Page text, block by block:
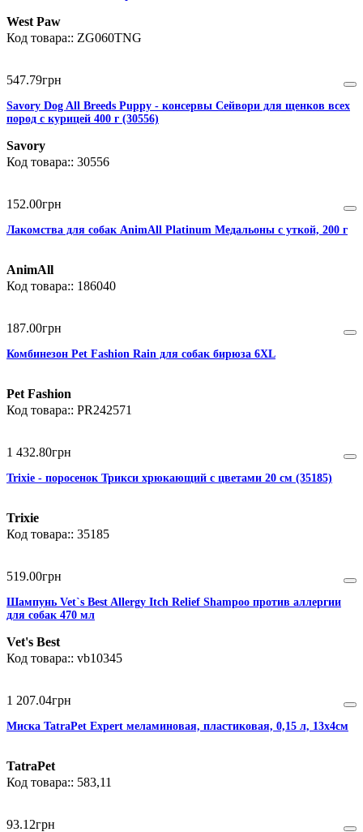
West Paw
ZG060TNG
547.79грн
Savory Dog All Breeds Puppy - консервы Сейвори для щенков всех
пород с курицей 400 г (30556)
Savory
30556
152.00грн
Лакомства для собак AnimAll Platinum Медальоны с уткой, 200 г
AnimAll
186040
187.00грн
Комбинезон Pet Fashion Rain для собак бирюза 6XL
Pet Fashion
PR242571
1 432.80грн
Trixie - поросенок Трикси хрюкающий с цветами 20 см (35185)
Trixie
35185
519.00грн
Шампунь Vet`s Best Allergy Itch Relief Shampoo против аллергии
для собак 470 мл
Vet's Best
vb10345
1 207.04грн
Миска TatraPet Expert меламиновая, пластиковая, 0,15 л, 13х4см
TatraPet
583,11
93.12грн